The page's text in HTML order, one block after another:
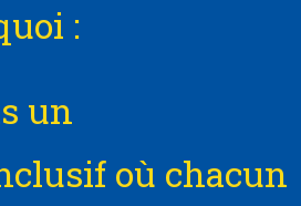
:
un
où chacun